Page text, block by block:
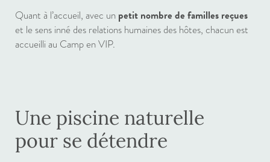
Quant à l’accueil, avec un petit nombre de familles reçues
et le sens inné des relations humaines des hôtes, chacun est
accueilli au Camp en VIP.
Une piscine naturelle
pour se détendre